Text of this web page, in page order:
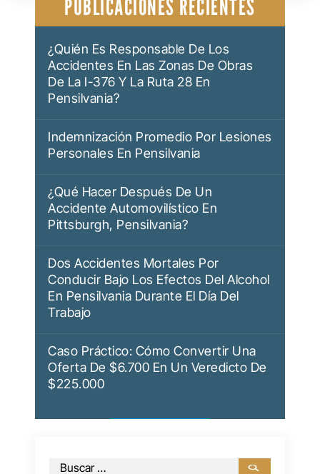
ENTRADASPUBLICACIONES RECIENTES
¿Quién Es Responsable De Los
Accidentes En Las Zonas De Obras
De La I-376 Y La Ruta 28 En
Pensilvania?
Indemnización Promedio Por Lesiones
Personales En Pensilvania
¿Qué Hacer Después De Un
Accidente Automovilístico En
Pittsburgh, Pensilvania?
Dos Accidentes Mortales Por
Conducir Bajo Los Efectos Del Alcohol
En Pensilvania Durante El Día Del
Trabajo
Caso Práctico: Cómo Convertir Una
Oferta De $6.700 En Un Veredicto De
$225.000
Buscar: